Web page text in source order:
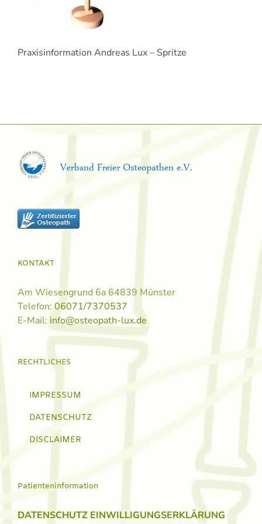
Praxisinformation Andreas Lux – Spritze
KONTAKT
Am Wiesengrund 6a 64839 Münster
Telefon:06071/7370537
E-Mail: info@osteopath-lux.de
RECHTLICHES
IMPRESSUM
DATENSCHUTZ
DISCLAIMER
Patienteninformation
DATENSCHUTZ EINWILLIGUNGSERKLÄRUNG